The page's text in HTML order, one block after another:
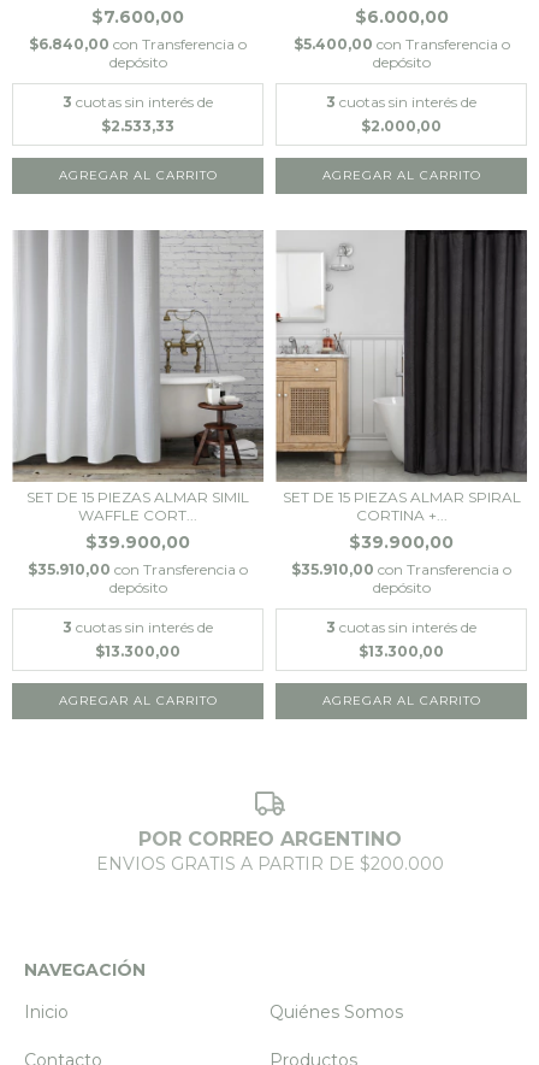
$7.600,00
$6.840,00 con Transferencia o
depósito
3 cuotas sin interés de
$2.533,33
AGREGAR AL CARRITO
$6.000,00
$5.400,00 con Transferencia o
depósito
3 cuotas sin interés de
$2.000,00
AGREGAR AL CARRITO
SET DE 15 PIEZAS ALMAR SIMIL
WAFFLE CORT...
$39.900,00
$35.910,00 con Transferencia o
depósito
3 cuotas sin interés de
$13.300,00
AGREGAR AL CARRITO
SET DE 15 PIEZAS ALMAR SPIRAL
CORTINA +...
$39.900,00
$35.910,00 con Transferencia o
depósito
3 cuotas sin interés de
$13.300,00
AGREGAR AL CARRITO
POR CORREO ARGENTINO
ENVIOS GRATIS A PARTIR DE $200.000
NAVEGACIÓN
Inicio
Quiénes Somos
Contacto Productos